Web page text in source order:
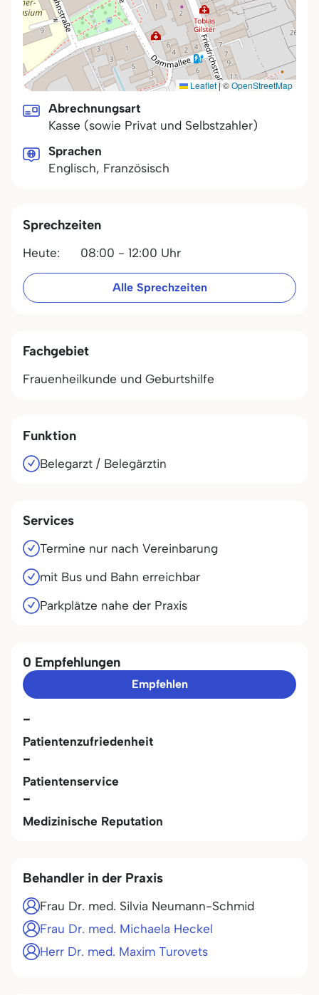
Leaflet|©OpenStreetMap
Abrechnungsart
Kasse (sowie Privat und Selbstzahler)
Sprachen
Englisch, Französisch
Sprechzeiten
Heute: 08:00 - 12:00 Uhr
Alle Sprechzeiten
Fachgebiet
Frauenheilkunde und Geburtshilfe
Funktion
Belegarzt / Belegärztin
Services
Termine nur nach Vereinbarung
mit Bus und Bahn erreichbar
Parkplätze nahe der Praxis
0 Empfehlungen
Empfehlen
-
Patientenzufriedenheit
-
Patientenservice
-
Medizinische Reputation
Behandler in der Praxis
Frau Dr. med. Silvia Neumann-Schmid
Frau Dr. med. Michaela Heckel
Herr Dr. med. Maxim Turovets